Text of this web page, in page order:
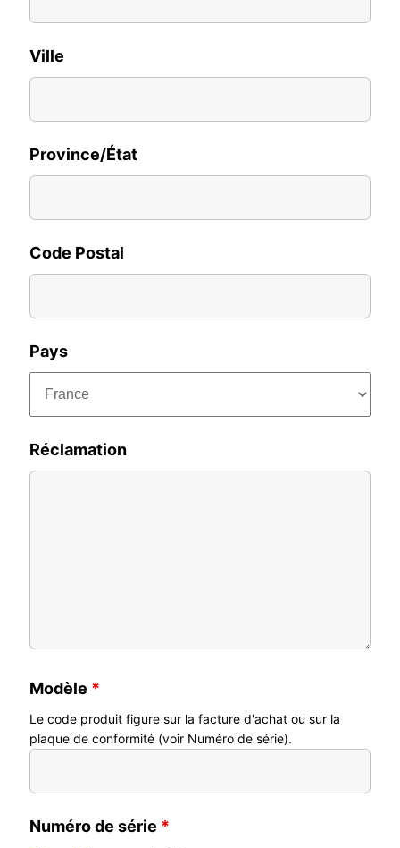
Ville
Province/État
Code Postal
Pays
Réclamation
Modèle *
Le code produit figure sur la facture d'achat ou sur la
plaque de conformité (voir Numéro de série).
Numéro de série *